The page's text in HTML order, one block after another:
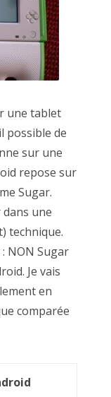
une tablet
possible de
sur une
repose sur
Sugar.
une
technique.
NON Sugar
Je vais
en
comparée